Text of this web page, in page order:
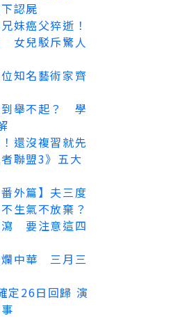
認屍
妹癌父猝逝！
女兒駁斥驚人
知名藝術家齊
到舉不起？ 學
還沒複習就先
聯盟3》五大
外篇】夫三度
生氣不放棄？
瀉 要注意這四
中華 三月三
定26日回歸 演